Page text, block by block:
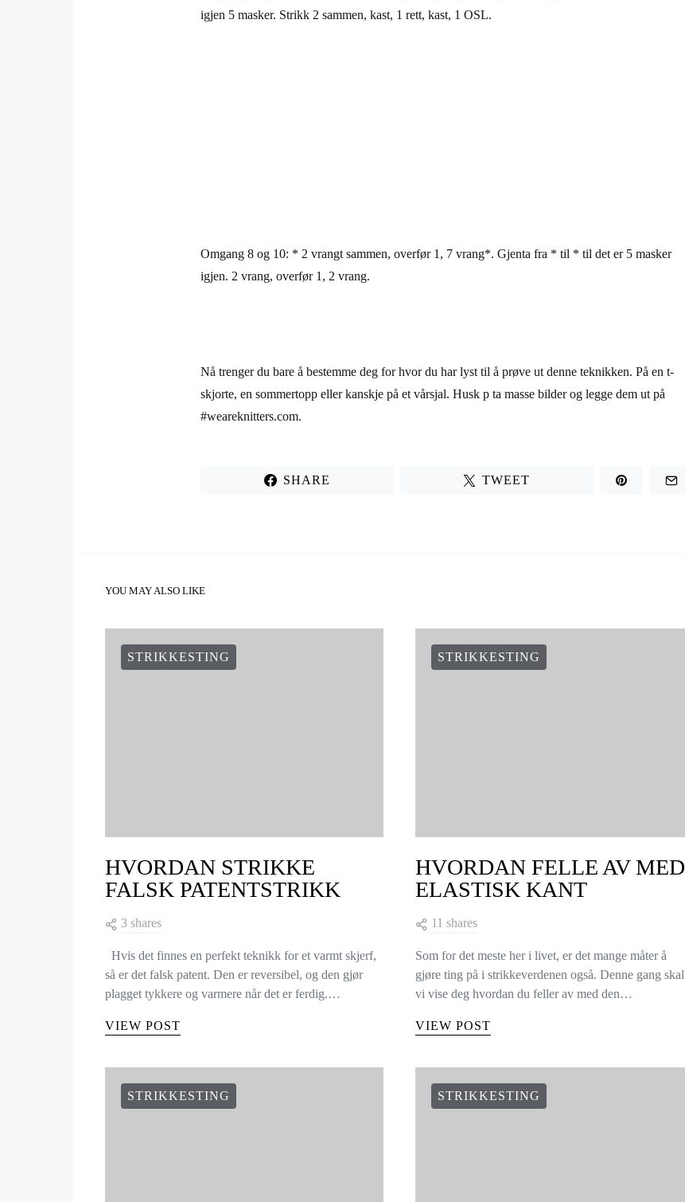
igjen 5 masker. Strikk 2 sammen, kast, 1 rett, kast, 1 OSL.
Omgang 8 og 10: * 2 vrangt sammen, overfør 1, 7 vrang*. Gjenta fra * til * til det er 5 masker
igjen. 2 vrang, overfør 1, 2 vrang.
Nå trenger du bare å bestemme deg for hvor du har lyst til å prøve ut denne teknikken. På en t-
skjorte, en sommertopp eller kanskje på et vårsjal. Husk p ta masse bilder og legge dem ut på
#weareknitters.com.
SHARE TWEET
YOU MAY ALSO LIKE
STRIKKESTING
HVORDAN STRIKKE
FALSK PATENTSTRIKK
3 shares
Hvis det finnes en perfekt teknikk for et varmt skjerf,
så er det falsk patent. Den er reversibel, og den gjør
plagget tykkere og varmere når det er ferdig.…
VIEW POST
STRIKKESTING
HVORDAN FELLE AV MED
ELASTISK KANT
11 shares
Som for det meste her i livet, er det mange måter å
gjøre ting på i strikkeverdenen også. Denne gang skal
vi vise deg hvordan du feller av med den…
VIEW POST
STRIKKESTING STRIKKESTING